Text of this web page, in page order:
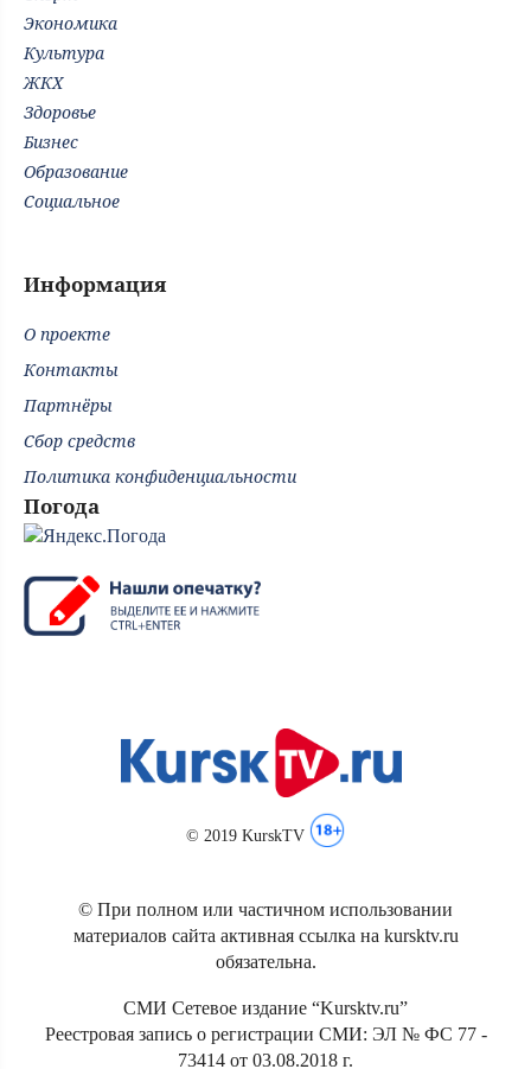
Экономика
Культура
ЖКХ
Здоровье
Бизнес
Образование
Социальное
Информация
О проекте
Контакты
Партнёры
Сбор средств
Политика конфиденциальности
Погода
© 2019 KurskTV
© При полном или частичном использовании
материалов сайта активная ссылка на kursktv.ru
обязательна.
СМИ Сетевое издание “Kursktv.ru”
Реестровая запись о регистрации СМИ: ЭЛ № ФС 77 -
73414 от 03.08.2018 г.